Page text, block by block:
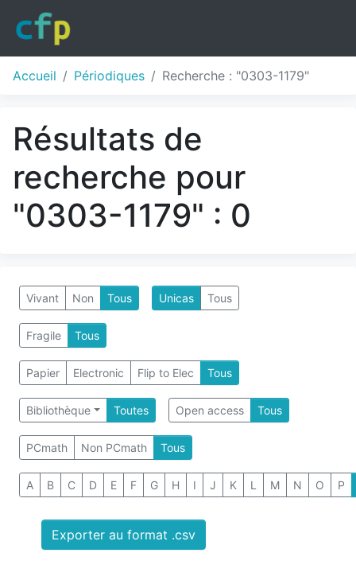
Accueil Périodiques Recherche : "0303-1179"
Résultats de
recherche pour
"0303-1179" : 0
Vivant Non Tous Unicas Tous
Fragile Tous
Papier Electronic Flip to Elec Tous
Bibliothèque Toutes Open access Tous
PCmath Non PCmath Tous
A B C D E F G H I J K L M N O P
Exporter au format .csv